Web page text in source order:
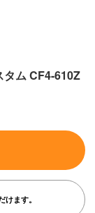
ム CF4-610Z
ます。